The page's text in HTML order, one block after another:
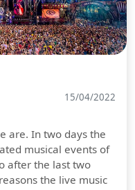
15/04/2022
are. In two days the
musical events of
after the last two
the live music